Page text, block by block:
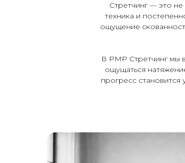
Стретчинг — это
техника и
ощущение
В PMP Стретчинг мы
ощущаться
прогресс становится